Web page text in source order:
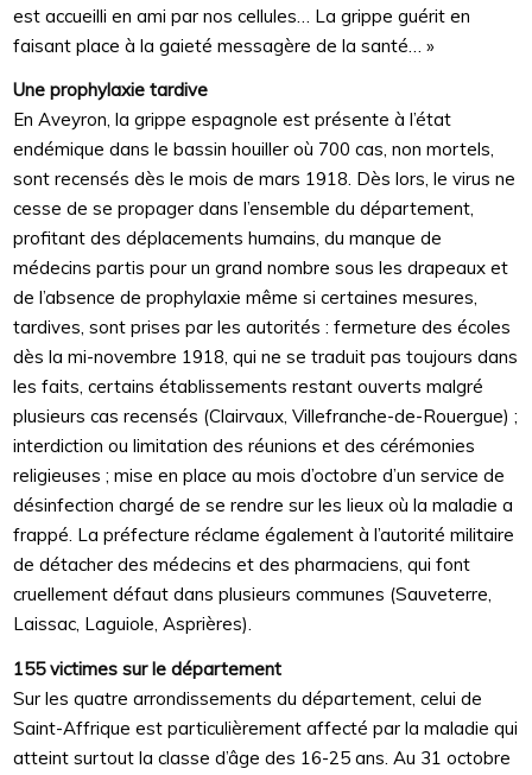
est accueilli en ami par nos cellules… La grippe guérit en
faisant place à la gaieté messagère de la santé… »
Une prophylaxie tardive
En Aveyron, la grippe espagnole est présente à l’état
endémique dans le bassin houiller où 700 cas, non mortels,
sont recensés dès le mois de mars 1918. Dès lors, le virus ne
cesse de se propager dans l’ensemble du département,
profitant des déplacements humains, du manque de
médecins partis pour un grand nombre sous les drapeaux et
de l’absence de prophylaxie même si certaines mesures,
tardives, sont prises par les autorités : fermeture des écoles
dès la mi-novembre 1918, qui ne se traduit pas toujours dans
les faits, certains établissements restant ouverts malgré
plusieurs cas recensés (Clairvaux, Villefranche-de-Rouergue) ;
interdiction ou limitation des réunions et des cérémonies
religieuses ; mise en place au mois d’octobre d’un service de
désinfection chargé de se rendre sur les lieux où la maladie a
frappé. La préfecture réclame également à l’autorité militaire
de détacher des médecins et des pharmaciens, qui font
cruellement défaut dans plusieurs communes (Sauveterre,
Laissac, Laguiole, Asprières).
155 victimes sur le département
Sur les quatre arrondissements du département, celui de
Saint-Affrique est particulièrement affecté par la maladie qui
atteint surtout la classe d’âge des 16-25 ans. Au 31 octobre